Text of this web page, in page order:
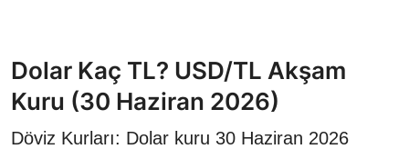
Dolar Kaç TL? USD/TL Akşam
Kuru (30 Haziran 2026)
Döviz Kurları: Dolar kuru 30 Haziran 2026